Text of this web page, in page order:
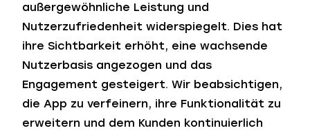
außergewöhnliche Leistung und
Nutzerzufriedenheit widerspiegelt. Dies hat
ihre Sichtbarkeit erhöht, eine wachsende
Nutzerbasis angezogen und das
Engagement gesteigert. Wir beabsichtigen,
die App zu verfeinern, ihre Funktionalität zu
erweitern und dem Kunden kontinuierlich